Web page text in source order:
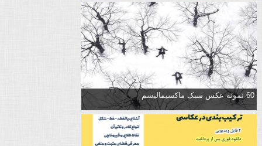
60 نمونه عکس سبک ماکسیمالیسم